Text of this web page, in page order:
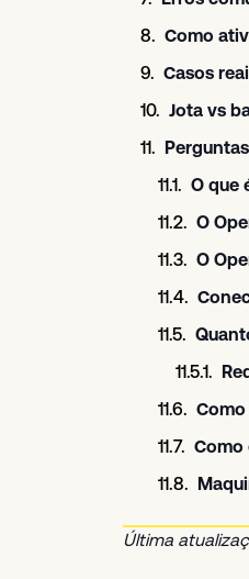
Como
Casos
Jota vs
O que
O
O
Como
Última